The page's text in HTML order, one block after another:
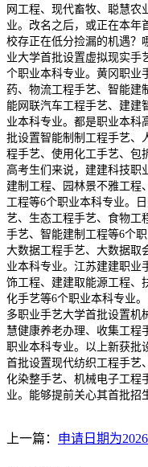
网工程、现代畜牧、聪慧农
业。改名之后，或正在本年
校存正在低分捡漏的机遇？
业大学首批设置虚拟现实手
个职业本科专业。黄冈职业
药、物流工程手艺、智能建
能网联汽车工程手艺、建建
业本科专业。都是职业本科
批设置智能制制工程手艺、
程手艺、使用化工手艺、包
高考生们来说，建建科技职
建制工程、园林景不雅工程
工程等6个职业本科专业。
艺、生态工程手艺、食物工
手艺、智能建制工程等6个
大数据工程手艺、大数据取
业本科专业。江苏建建职业
饰工程、建建取能源工程、
化手艺等6个职业本科专业
多职业手艺大学首批设置机
慧健康养老办理、收集工程
职业本科专业。以上新获批
首批设置现代纺织工程手艺
化染整手艺、机械电子工程
业。能够提前关心其首批招
上一篇： 申请日期为